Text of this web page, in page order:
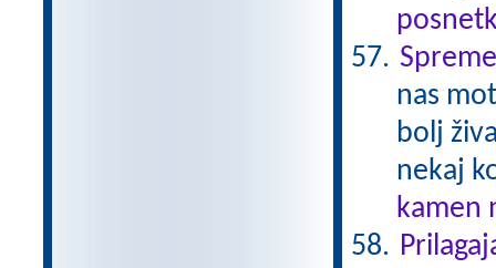
nas
bolj
nekaj
kamen